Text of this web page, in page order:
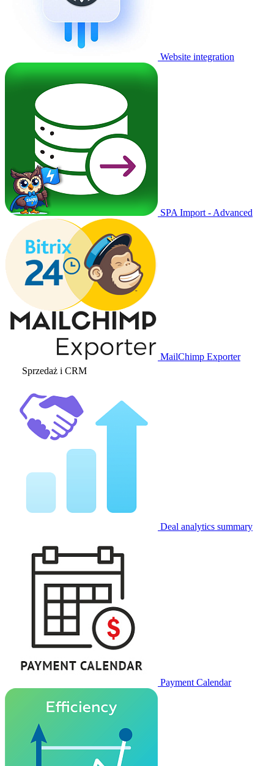
Website integration
SPA Import - Advanced
MailChimp Exporter
Sprzedaż i CRM
Deal analytics summary
Payment Calendar